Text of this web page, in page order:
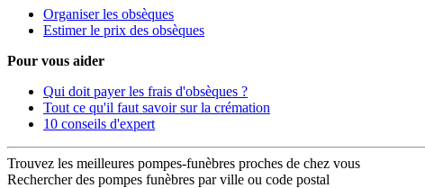
Organiser les obsèques
Estimer le prix des obsèques
Pour vous aider
Qui doit payer les frais d'obsèques ?
Tout ce qu'il faut savoir sur la crémation
10 conseils d'expert
Trouvez les meilleures pompes-funèbres proches de chez vous
Rechercher des pompes funèbres par ville ou code postal